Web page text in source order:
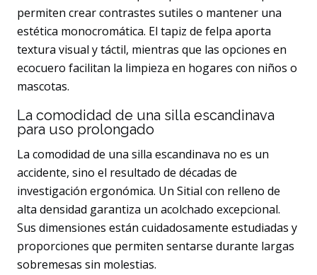
permiten crear contrastes sutiles o mantener una
estética monocromática. El tapiz de felpa aporta
textura visual y táctil, mientras que las opciones en
ecocuero facilitan la limpieza en hogares con niños o
mascotas.
La comodidad de una silla escandinava
para uso prolongado
La comodidad de una silla escandinava no es un
accidente, sino el resultado de décadas de
investigación ergonómica. Un Sitial con relleno de
alta densidad garantiza un acolchado excepcional.
Sus dimensiones están cuidadosamente estudiadas y
proporciones que permiten sentarse durante largas
sobremesas sin molestias.